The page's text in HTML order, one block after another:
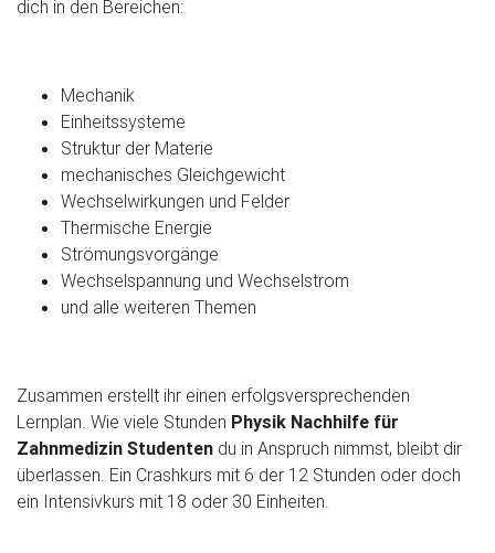
dich in den Bereichen:
Mechanik
Einheitssysteme
Struktur der Materie
mechanisches Gleichgewicht
Wechselwirkungen und Felder
Thermische Energie
Strömungsvorgänge
Wechselspannung und Wechselstrom
und alle weiteren Themen
Zusammen erstellt ihr einen erfolgsversprechenden
Lernplan. Wie viele Stunden Physik Nachhilfe für
Zahnmedizin Studenten du in Anspruch nimmst, bleibt dir
überlassen. Ein Crashkurs mit 6 der 12 Stunden oder doch
ein Intensivkurs mit 18 oder 30 Einheiten.